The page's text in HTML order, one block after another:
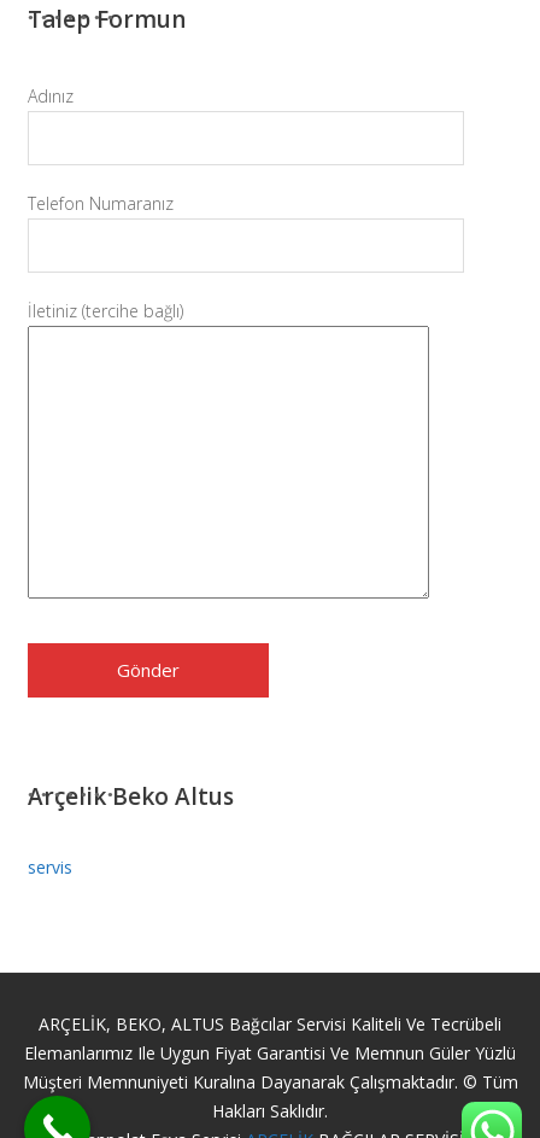
Talep Formun
Adınız
Telefon Numaranız
İletiniz (tercihe bağlı)
Arçelik Beko Altus
servis
ARÇELİK, BEKO, ALTUS Bağcılar Servisi Kaliteli Ve Tecrübeli
Elemanlarımız Ile Uygun Fiyat Garantisi Ve Memnun Güler Yüzlü
Müşteri Memnuniyeti Kuralına Dayanarak Çalışmaktadır. © Tüm
Hakları Saklıdır.